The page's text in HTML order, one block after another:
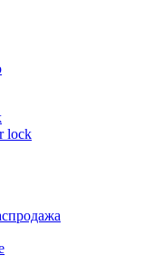
lock